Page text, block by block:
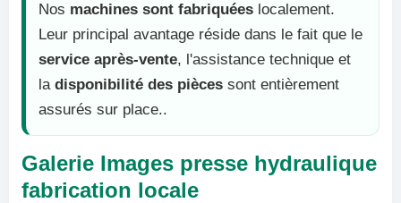
Nos machines sont fabriquées localement.
Leur principal avantage réside dans le fait que le
service après-vente, l'assistance technique et
la disponibilité des pièces sont entièrement
assurés sur place..
Galerie Images presse hydraulique
fabrication locale